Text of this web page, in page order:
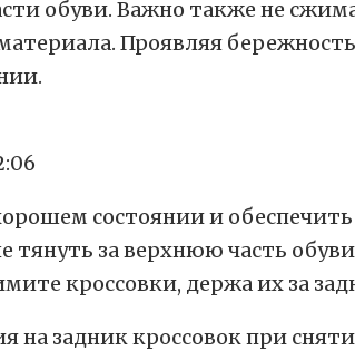
обуви. Важно также не
Проявляя
состоянии и
тянуть за верхнюю часть
кроссовки, держа их за
на задник кроссовок при